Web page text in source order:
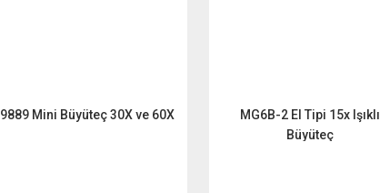
9889 Mini Büyüteç 30X ve 60X
MG6B-2 El Tipi 15x Işıklı
Büyüteç